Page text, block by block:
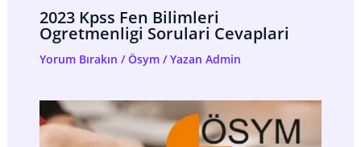
2023 Kpss Fen Bilimleri
Ogretmenligi Sorulari Cevaplari
Yorum Bırakın /Ösym/ Yazan Admin